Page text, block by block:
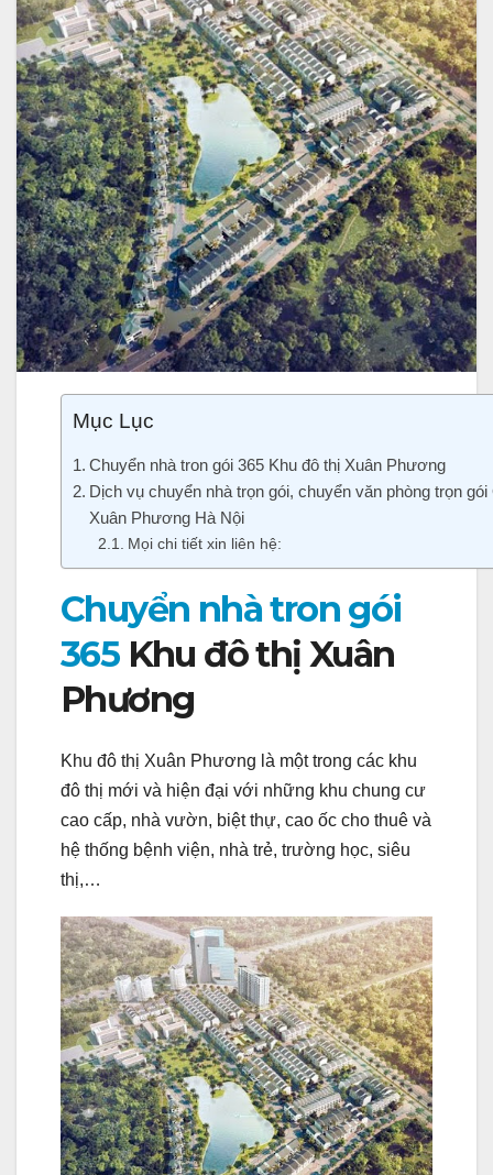
Mục Lục
Chuyển nhà tron gói 365 Khu đô thị Xuân Phương
Dịch vụ chuyển nhà trọn gói, chuyển văn phòng trọn
Xuân Phương Hà Nội
Mọi chi tiết xin liên hệ:
Chuyển nhà tron gói
365Khu đô thị Xuân
Phương
Khu đô thị Xuân Phương là một trong các khu
đô thị mới và hiện đại với những khu chung cư
cao cấp, nhà vườn, biệt thự, cao ốc cho thuê và
hệ thống bệnh viện, nhà trẻ, trường học, siêu
thị,…